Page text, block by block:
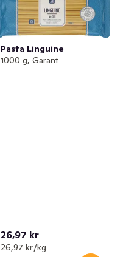
Pasta Linguine
1000 g, Garant
26,97 kr
26,97 kr /kg